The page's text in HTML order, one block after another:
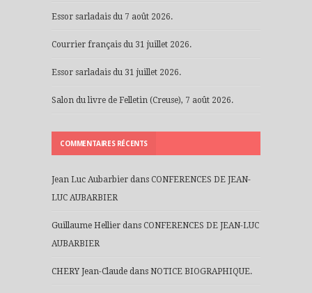
Essor sarladais du 7 août 2026.
Courrier français du 31 juillet 2026.
Essor sarladais du 31 juillet 2026.
Salon du livre de Felletin (Creuse), 7 août 2026.
COMMENTAIRES RÉCENTS
Jean Luc Aubarbier dans CONFERENCES DE JEAN-
LUC AUBARBIER
Guillaume Hellier dans CONFERENCES DE JEAN-LUC
AUBARBIER
CHERY Jean-Claude dans NOTICE BIOGRAPHIQUE.